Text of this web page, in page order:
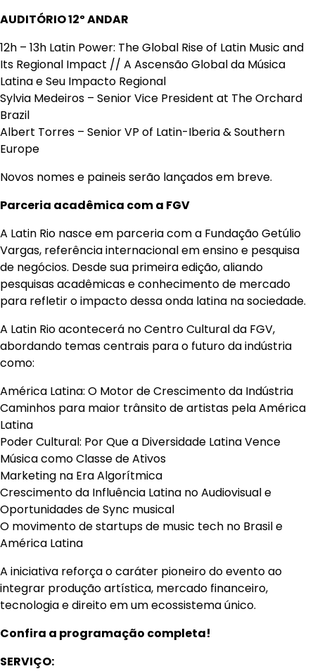
AUDITÓRIO 12º ANDAR
12h – 13h Latin Power: The Global Rise of Latin Music and
Its Regional Impact // A Ascensão Global da Música
Latina e Seu Impacto Regional
Sylvia Medeiros – Senior Vice President at The Orchard
Brazil
Albert Torres – Senior VP of Latin-Iberia & Southern
Europe
Novos nomes e paineis serão lançados em breve.
Parceria acadêmica com a FGV
A Latin Rio nasce em parceria com a Fundação Getúlio
Vargas, referência internacional em ensino e pesquisa
de negócios. Desde sua primeira edição, aliando
pesquisas acadêmicas e conhecimento de mercado
para refletir o impacto dessa onda latina na sociedade.
A Latin Rio acontecerá no Centro Cultural da FGV,
abordando temas centrais para o futuro da indústria
como:
América Latina: O Motor de Crescimento da Indústria
Caminhos para maior trânsito de artistas pela América
Latina
Poder Cultural: Por Que a Diversidade Latina Vence
Música como Classe de Ativos
Marketing na Era Algorítmica
Crescimento da Influência Latina no Audiovisual e
Oportunidades de Sync musical
O movimento de startups de music tech no Brasil e
América Latina
A iniciativa reforça o caráter pioneiro do evento ao
integrar produção artística, mercado financeiro,
tecnologia e direito em um ecossistema único.
Confira a programação completa!
SERVIÇO: